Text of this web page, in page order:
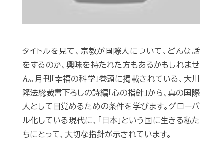
タイトルを見て、宗教が国際人について、どんな話
をするのか、興味を持たれた方もあるかもしれませ
ん。月刊「幸福の科学」巻頭に掲載されている、大川
隆法総裁書下ろしの詩編「心の指針」から、真の国際
人として目覚めるための条件を学びます。グローバ
ル化している現代に、「日本」という国に生きる私た
ちにとって、大切な指針が示されています。